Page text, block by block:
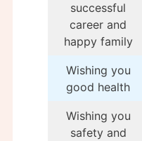
successful
career and
happy family
Wishing you
good health
Wishing you
safety and